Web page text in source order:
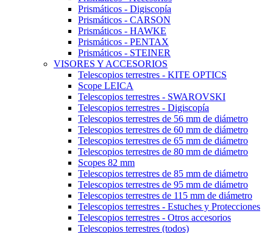
Prismáticos - Digiscopía
Prismáticos - CARSON
Prismáticos - HAWKE
Prismáticos - PENTAX
Prismáticos - STEINER
VISORES Y ACCESORIOS
Telescopios terrestres - KITE OPTICS
Scope LEICA
Telescopios terrestres - SWAROVSKI
Telescopios terrestres - Digiscopía
Telescopios terrestres de 56 mm de diámetro
Telescopios terrestres de 60 mm de diámetro
Telescopios terrestres de 65 mm de diámetro
Telescopios terrestres de 80 mm de diámetro
Scopes 82 mm
Telescopios terrestres de 85 mm de diámetro
Telescopios terrestres de 95 mm de diámetro
Telescopios terrestres de 115 mm de diámetro
Telescopios terrestres - Estuches y Protecciones
Telescopios terrestres - Otros accesorios
Telescopios terrestres (todos)